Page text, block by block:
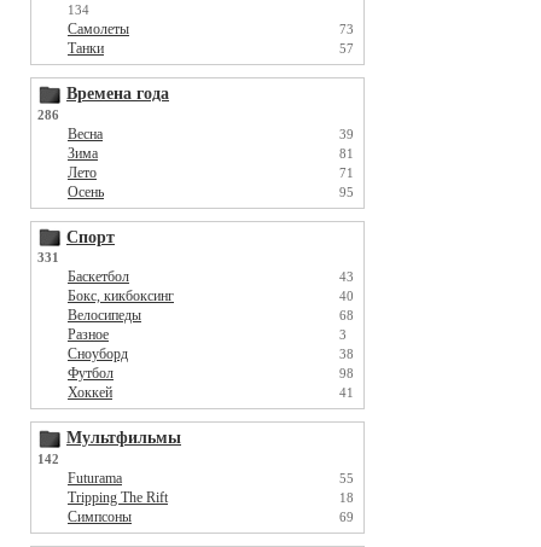
134
Самолеты 73
Танки 57
Времена года
286
Весна 39
Зима 81
Лето 71
Осень 95
Спорт
331
Баскетбол 43
Бокс, кикбоксинг 40
Велосипеды 68
Разное 3
Сноуборд 38
Футбол 98
Хоккей 41
Мультфильмы
142
Futurama 55
Tripping The Rift 18
Симпсоны 69